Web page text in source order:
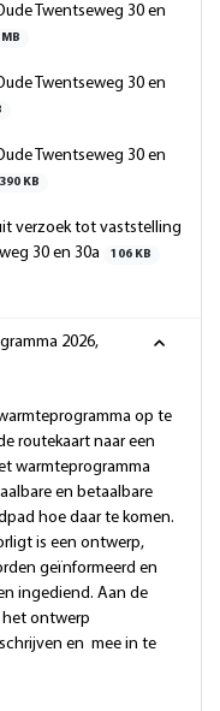
Twentseweg 30 en
MB
Twentseweg 30 en
Twentseweg 30 en
390 KB
verzoek tot vaststelling
30 en 30a
106 KB
2026,
op te
routekaart naar een
warmteprogramma
en betaalbare
hoe daar te komen.
is een ontwerp,
geïnformeerd en
ingediend. Aan de
ontwerp
en mee in te